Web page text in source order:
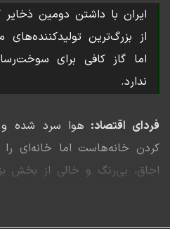
ایران با داشتن دومین
از بزرگ‌ترین
اما گاز کافی برای
ندارد.
فردای اقتصاد: هوا سرد شده و
کردن خانه‌هاست اما خانه‌ای
اجاق، بی‌رنگ و خالی از بخش